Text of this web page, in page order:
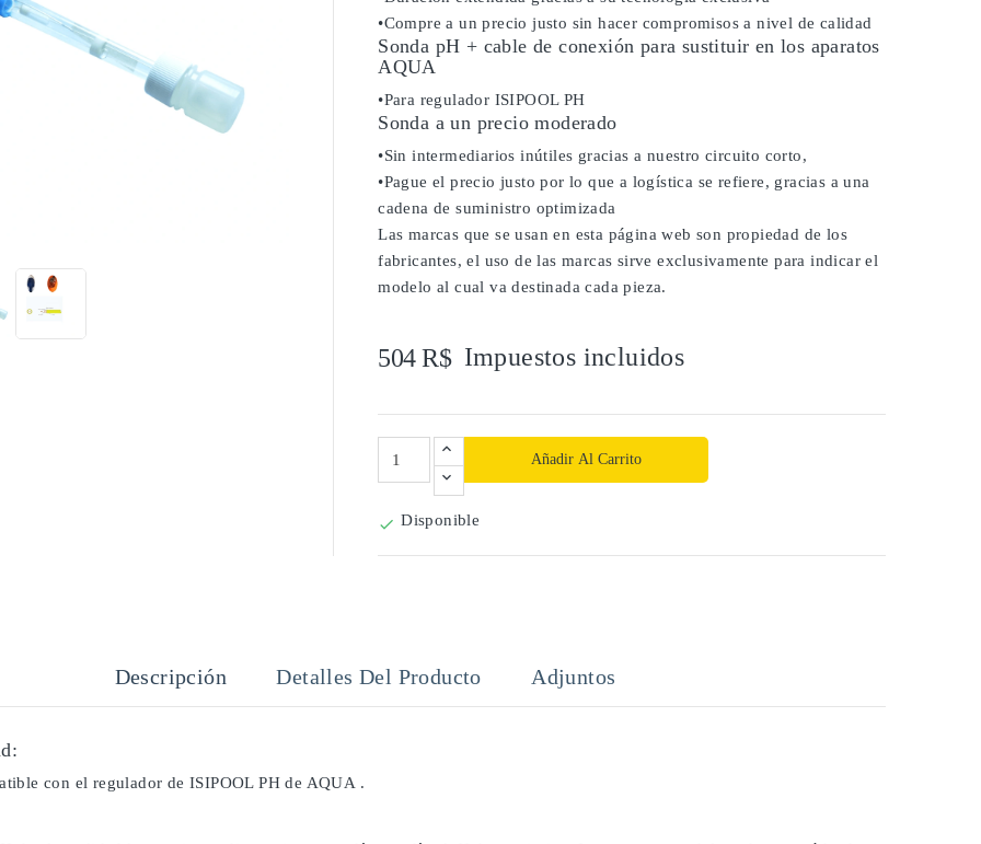
•Compre a un precio justo sin hacer compromisos a nivel de calidad
Sonda pH + cable de conexión para sustituir en los aparatos
AQUA
•Para regulador ISIPOOL PH
Sonda a un precio moderado
•Sin intermediarios inútiles gracias a nuestro circuito corto,
•Pague el precio justo por lo que a logística se refiere, gracias a una
cadena de suministro optimizada
Las marcas que se usan en esta página web son propiedad de los
fabricantes, el uso de las marcas sirve exclusivamente para indicar el
modelo al cual va destinada cada pieza.
504 R$ Impuestos incluidos
Añadir Al Carrito
 Disponible
Descripción Detalles Del Producto Adjuntos
con el regulador de ISIPOOL PH de AQUA .